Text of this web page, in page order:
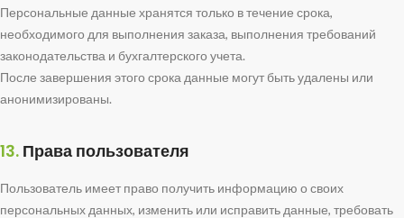
Персональные данные хранятся только в течение срока,
необходимого для выполнения заказа, выполнения требований
законодательства и бухгалтерского учета.
После завершения этого срока данные могут быть удалены или
анонимизированы.
13. Права пользователя
Пользователь имеет право получить информацию о своих
персональных данных, изменить или исправить данные, требовать